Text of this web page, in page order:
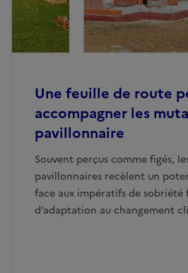
Une feuille de route
accompagner les
pavillonnaire
Souvent perçus comme figés,
pavillonnaires recèlent un
face aux impératifs de sobriété
d’adaptation au changement